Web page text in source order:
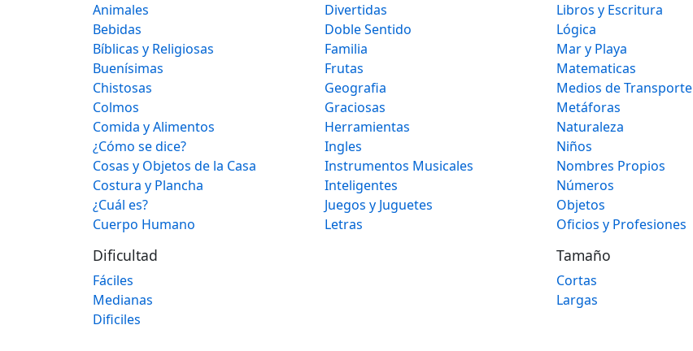
Animales
Bebidas
Bíblicas y Religiosas
Buenísimas
Chistosas
Colmos
Comida y Alimentos
¿Cómo se dice?
Cosas y Objetos de la Casa
Costura y Plancha
¿Cuál es?
Cuerpo Humano
Divertidas
Doble Sentido
Familia
Frutas
Geografia
Graciosas
Herramientas
Ingles
Instrumentos Musicales
Inteligentes
Juegos y Juguetes
Letras
Libros y Escritura
Lógica
Mar y Playa
Matematicas
Medios de Transporte
Metáforas
Naturaleza
Niños
Nombres Propios
Números
Objetos
Oficios y Profesiones
Dificultad
Fáciles
Medianas
Dificiles
Tamaño
Cortas
Largas